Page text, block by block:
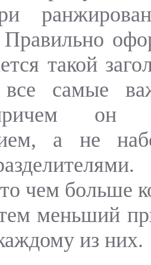
Правильно
такой
самые
он
а не
чем больше
меньший
из них.